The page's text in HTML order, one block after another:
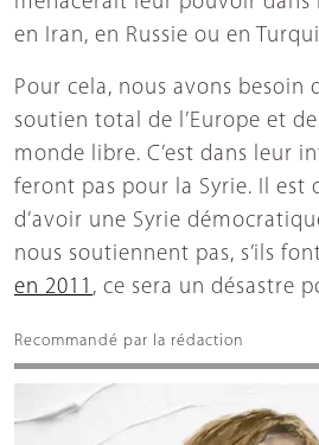
en Iran, en Russie ou en
Pour cela, nous avons besoin
soutien total de l’Europe et
monde libre. C’est dans leur
feront pas pour la Syrie. Il est
d’avoir une Syrie
nous soutiennent pas, s’ils
en 2011 , ce sera un désastre
Recommandé par la rédaction